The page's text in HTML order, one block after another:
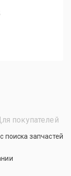
покупателей
поиска запчастей